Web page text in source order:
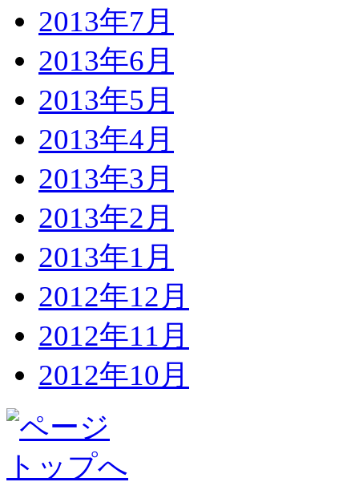
2013年7月
2013年6月
2013年5月
2013年4月
2013年3月
2013年2月
2013年1月
2012年12月
2012年11月
2012年10月